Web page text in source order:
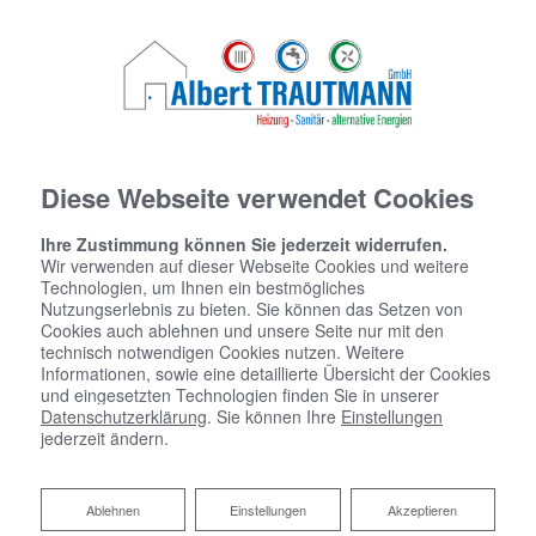
Diese Webseite verwendet Cookies
Ihre Zustimmung können Sie jederzeit widerrufen.
Wir verwenden auf dieser Webseite Cookies und weitere
Technologien, um Ihnen ein bestmögliches
Nutzungserlebnis zu bieten. Sie können das Setzen von
Cookies auch ablehnen und unsere Seite nur mit den
technisch notwendigen Cookies nutzen. Weitere
Informationen, sowie eine detaillierte Übersicht der Cookies
und eingesetzten Technologien finden Sie in unserer
Datenschutzerklärung. Sie können Ihre Einstellungen
jederzeit ändern.
Akzeptieren
Einstellungen
Ablehnen
Ablehnen